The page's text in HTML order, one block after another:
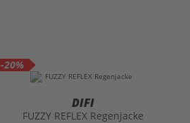
-20%
DIFI
FUZZY REFLEX Regenjacke